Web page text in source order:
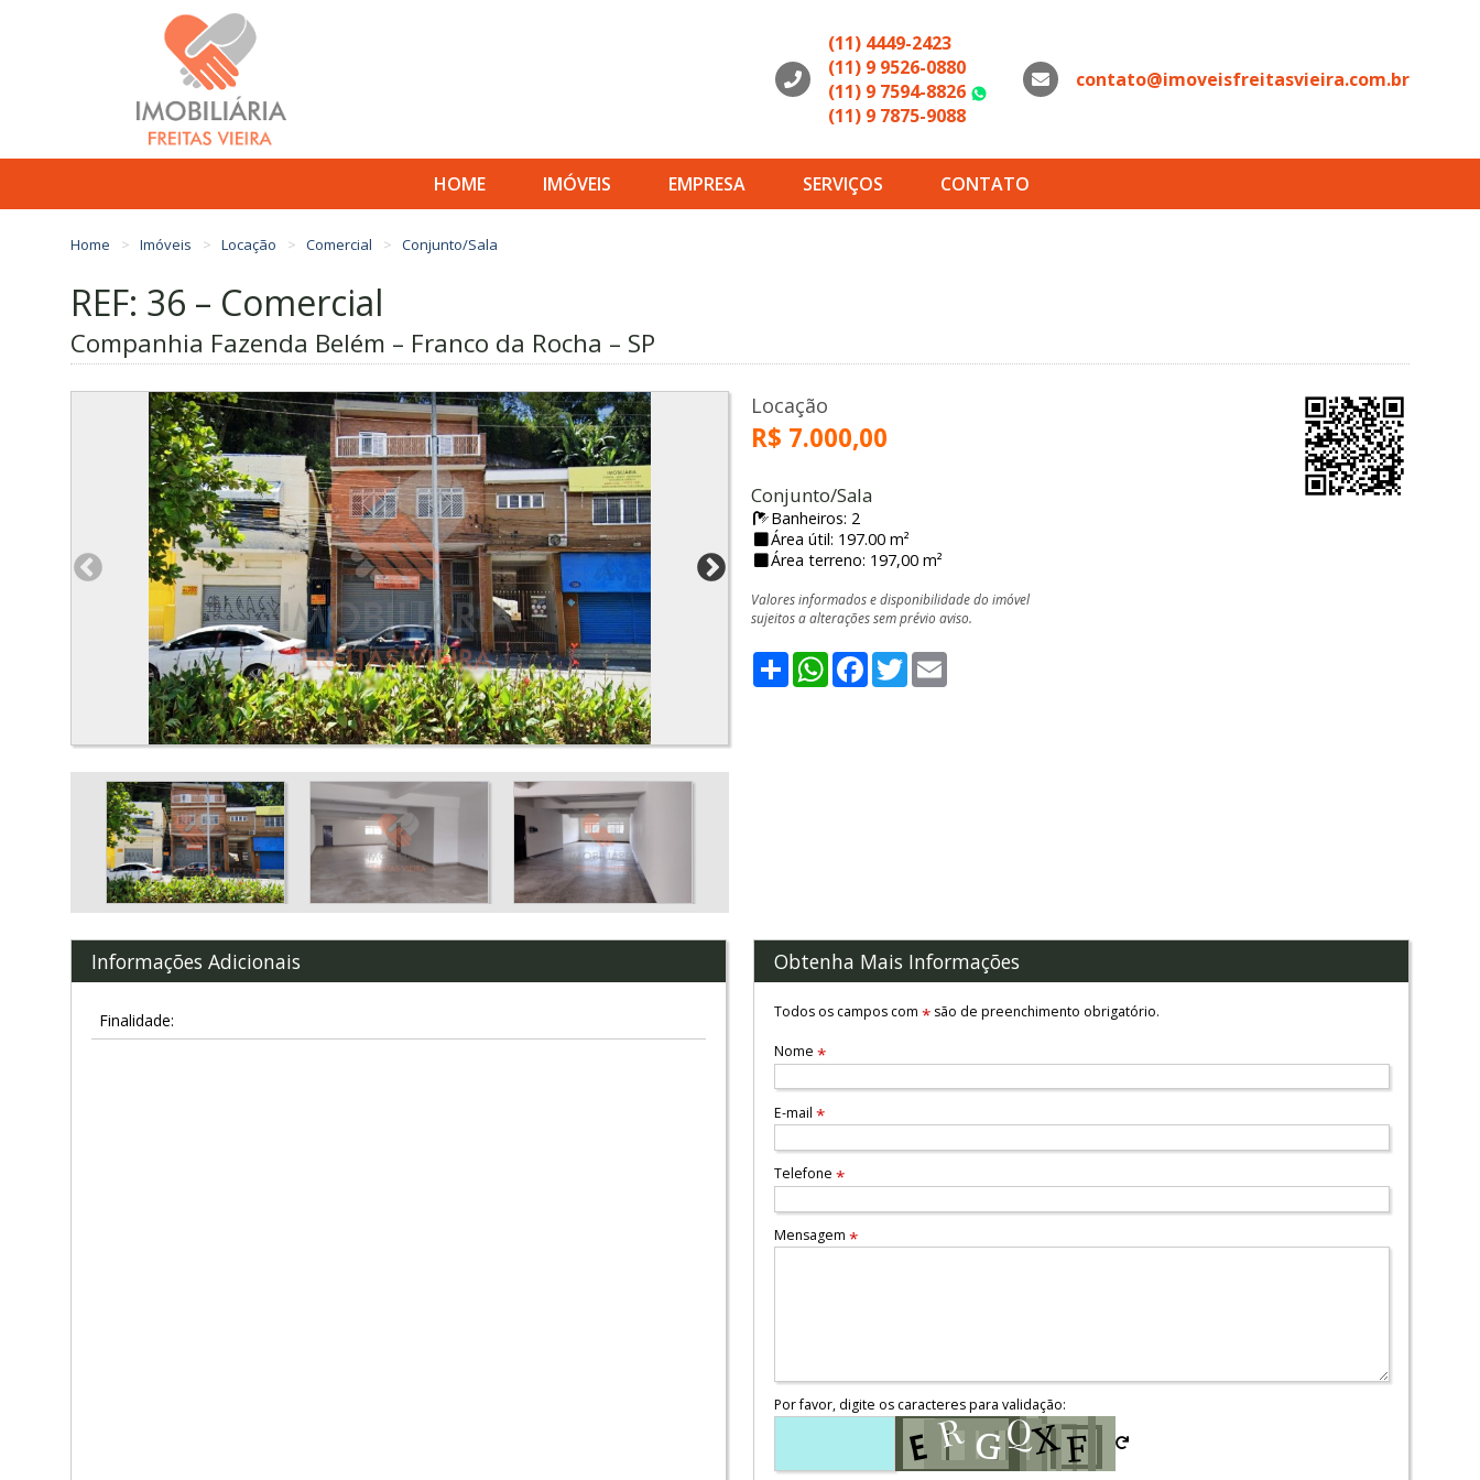
(11) 4449-2423
(11) 9 9526-0880
(11) 9 7594-8826
WhatsApp
(11) 9 7875-9088
contato@imoveisfreitasvieira.com.br
HOME IMÓVEIS EMPRESA SERVIÇOS CONTATO
Home Imóveis Locação Comercial Conjunto/Sala
REF: 36 – Comercial
Companhia Fazenda Belém – Franco da Rocha – SP
Locação
R$ 7.000,00
Conjunto/Sala
Banheiros: 2
Área útil: 197.00 m²
Área terreno: 197,00 m²
Valores informados e disponibilidade do imóvel
sujeitos a alterações sem prévio aviso.
ShareWhatsApp
Facebook
Twitter
Informações Adicionais
Finalidade:
Obtenha Mais Informações
Todos os campos com *são de preenchimento obrigatório.
Nome *
E-mail *
Telefone *
Mensagem *
Por favor, digite os caracteres para validação: